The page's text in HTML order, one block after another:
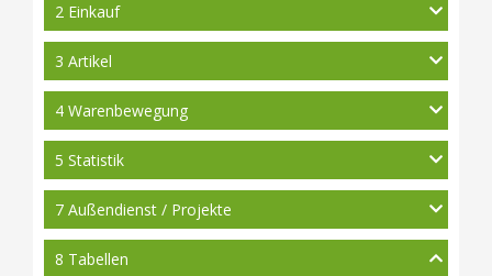
2 Einkauf
3 Artikel
4 Warenbewegung
5 Statistik
7 Außendienst / Projekte
8 Tabellen